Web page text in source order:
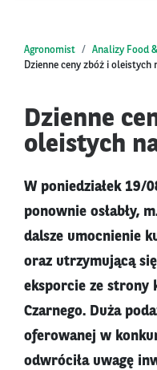
Agronomist Analizy Food
Dzienne ceny zbóż i oleistych
Dzienne
oleistych
W poniedziałek 19/
ponownie osłabły,
dalsze umocnienie
oraz utrzymującą
eksporcie ze strony
Czarnego. Duża
oferowanej w
odwróciła uwagę